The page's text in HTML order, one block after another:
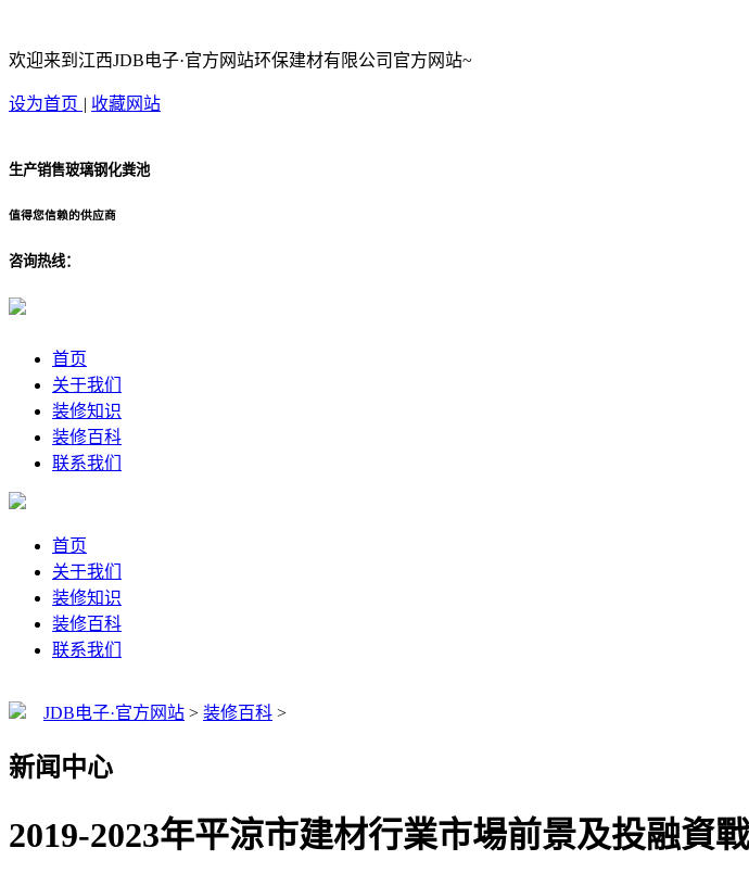
欢迎来到江西JDB电子·官方网站环保建材有限公司官方网站~
设为首页 | 收藏网站
生产销售玻璃钢化粪池
值得您信赖的供应商
咨询热线：
首页
关于我们
装修知识
装修百科
联系我们
首页
关于我们
装修知识
装修百科
联系我们
JDB电子·官方网站 > 装修百科 >
新闻中心
2019-2023年平涼市建材行業市場前景及投融資